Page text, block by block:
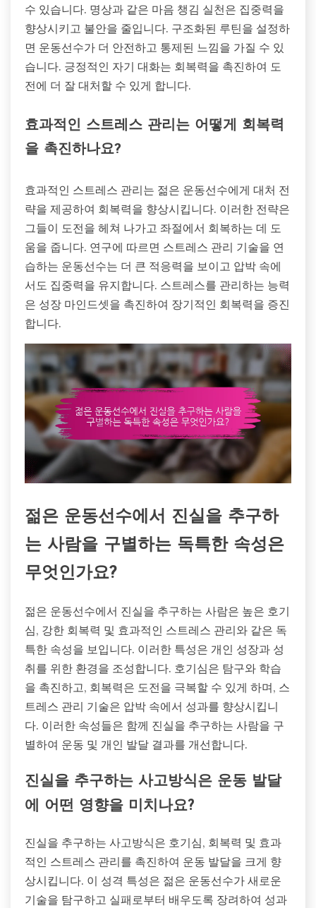
수 있습니다. 명상과 같은 마음 챙김 실천은 집중력을
향상시키고 불안을 줄입니다. 구조화된 루틴을 설정하
면 운동선수가 더 안전하고 통제된 느낌을 가질 수 있
습니다. 긍정적인 자기 대화는 회복력을 촉진하여 도
전에 더 잘 대처할 수 있게 합니다.
효과적인 스트레스 관리는 어떻게 회복력
을 촉진하나요?
효과적인 스트레스 관리는 젊은 운동선수에게 대처 전
략을 제공하여 회복력을 향상시킵니다. 이러한 전략은
그들이 도전을 헤쳐 나가고 좌절에서 회복하는 데 도
움을 줍니다. 연구에 따르면 스트레스 관리 기술을 연
습하는 운동선수는 더 큰 적응력을 보이고 압박 속에
서도 집중력을 유지합니다. 스트레스를 관리하는 능력
은 성장 마인드셋을 촉진하여 장기적인 회복력을 증진
합니다.
젊은 운동선수에서 진실을 추구하
는 사람을 구별하는 독특한 속성은
무엇인가요?
젊은 운동선수에서 진실을 추구하는 사람은 높은 호기
심, 강한 회복력 및 효과적인 스트레스 관리와 같은 독
특한 속성을 보입니다. 이러한 특성은 개인 성장과 성
취를 위한 환경을 조성합니다. 호기심은 탐구와 학습
을 촉진하고, 회복력은 도전을 극복할 수 있게 하며, 스
트레스 관리 기술은 압박 속에서 성과를 향상시킵니
다. 이러한 속성들은 함께 진실을 추구하는 사람을 구
별하여 운동 및 개인 발달 결과를 개선합니다.
진실을 추구하는 사고방식은 운동 발달
에 어떤 영향을 미치나요?
진실을 추구하는 사고방식은 호기심, 회복력 및 효과
적인 스트레스 관리를 촉진하여 운동 발달을 크게 향
상시킵니다. 이 성격 특성은 젊은 운동선수가 새로운
기술을 탐구하고 실패로부터 배우도록 장려하여 성과